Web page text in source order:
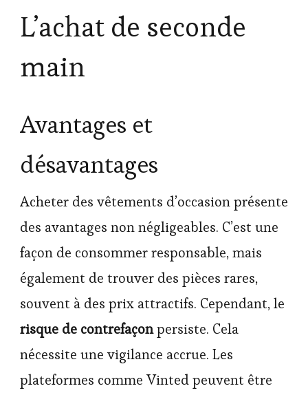
L’achat de seconde
main
Avantages et
désavantages
Acheter des vêtements d’occasion présente
des avantages non négligeables. C’est une
façon de consommer responsable, mais
également de trouver des pièces rares,
souvent à des prix attractifs. Cependant, le
risque de contrefaçonpersiste. Cela
nécessite une vigilance accrue. Les
plateformes comme Vinted peuvent être